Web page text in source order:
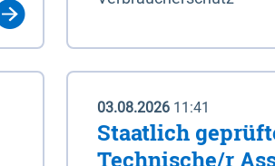
03.08.2026 11:41
Staatlich
Technische/r